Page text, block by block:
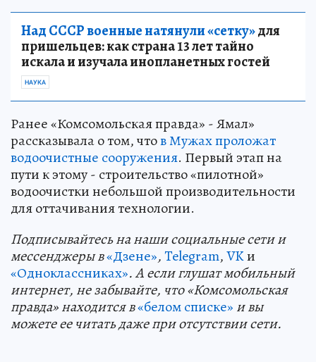
Над СССР военные натянули «сетку»для
пришельцев: как страна 13 лет тайно
искала и изучала инопланетных гостей
НАУКА
Ранее «Комсомольская правда» - Ямал»
рассказывала о том, чтов Мужах проложат
водоочистные сооружения. Первый этап на
пути к этому - строительство «пилотной»
водоочистки небольшой производительности
для оттачивания технологии.
Подписывайтесь на наши социальные сети и
мессенджеры в«Дзене»,Telegram,VKи
«Одноклассниках». А если глушат мобильный
интернет, не забывайте, что «Комсомольская
правда» находится в«белом списке» и вы
можете ее читать даже при отсутствии сети.